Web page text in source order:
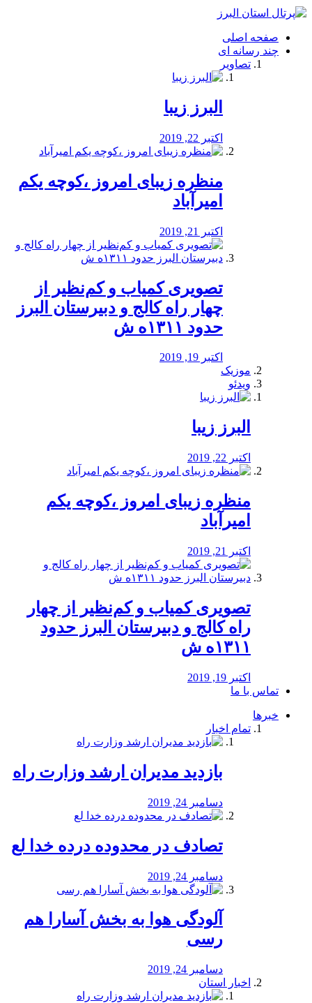
فصد
شرق
تهران
خشکشویی
صفحه اصلی
چند رسانه ای
تصاویر
البرز زیبا
اکتبر 22, 2019
منظره‌‌ زیبای امروز ،کوچه یکم
امیرآباد
اکتبر 21, 2019
️تصویری کمیاب و کم‌نظیر از
چهار راه كالج و دبيرستان البرز
حدود ۱۳۱۱ه ش
اکتبر 19, 2019
موزیک
ویدئو
البرز زیبا
اکتبر 22, 2019
منظره‌‌ زیبای امروز ،کوچه یکم
امیرآباد
اکتبر 21, 2019
️تصویری کمیاب و کم‌نظیر از چهار
راه كالج و دبيرستان البرز حدود
۱۳۱۱ه ش
اکتبر 19, 2019
تماس با ما
خبرها
تمام اخبار
بازدید مدیران ارشد وزارت راه
دسامبر 24, 2019
تصادف در محدوده درده خدا لع
دسامبر 24, 2019
آلودگی هوا به بخش آسارا هم
رسی
دسامبر 24, 2019
اخبار استان